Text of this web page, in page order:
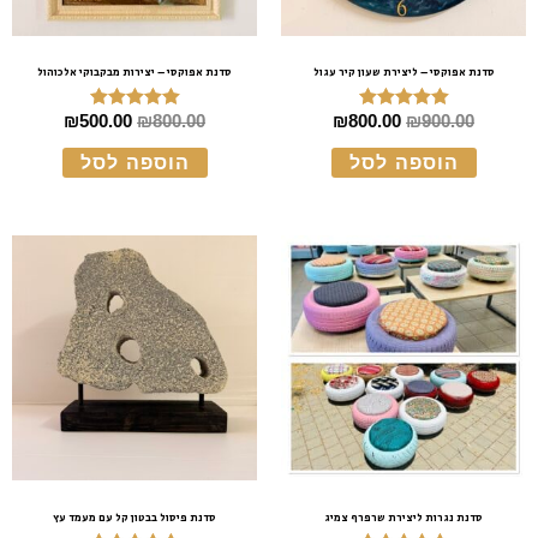
סדנת אפוקסי – ליצירת שעון קיר עגול
דורג
מתוך 5
₪900.00
₪800.00
הוספה לסל
סדנת אפוקסי – יצירות מבקבוקי אלכוהול
דורג
מתוך 5
₪800.00
₪500.00
הוספה לסל
סדנת נגרות ליצירת שרפרף צמיג סדנת פיסול בבטון קל עם מעמד עץ